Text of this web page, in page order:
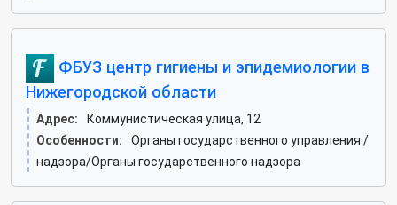
ФБУЗ центр гигиены и эпидемиологии в
Нижегородской области
Адрес:
Коммунистическая улица, 12
Особенности:
Органы государственного управления /
надзора/Органы государственного надзора